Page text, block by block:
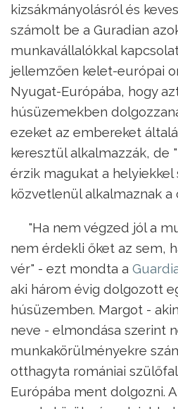
kizsákmányolásról és
számolt be a Guradian
munkavállalókkal
jellemzően kelet-európai
Nyugat-Európába, hogy
húsüzemekben
ezeket az embereket
keresztül alkalmazzák, de
érzik magukat a
közvetlenül alkalmaznak a
"Ha nem végzed jól a
nem érdekli őket az sem,
vér" - ezt mondta a
aki három évig dolgozott
húsüzemben. Margot -
neve - elmondása szerint
munkakörülményekre
otthagyta romániai
Európába ment dolgozni.